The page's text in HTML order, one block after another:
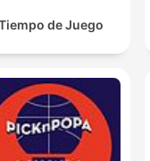
de Juego